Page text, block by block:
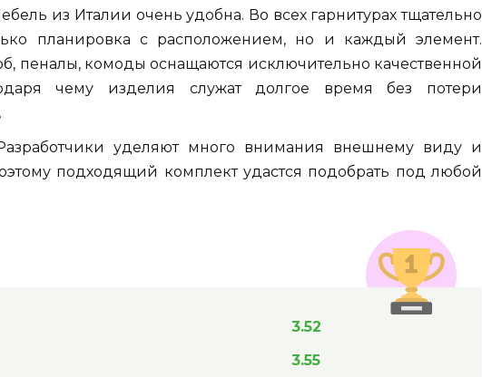
из Италии очень удобна. Во всех гарнитурах тщательно
планировка с расположением, но и каждый элемент.
пеналы, комоды оснащаются исключительно качественной
чему изделия служат долгое время без потери
уделяют много внимания внешнему виду и
подходящий комплект удастся подобрать под любой
3.52
3.55